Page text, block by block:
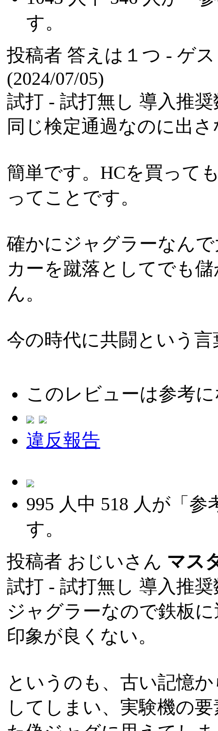
す。
投稿者 答えは１つ - ゲ
(2024/07/05)
試打 - 試打無し 導入推
同じ検定通過なのに出
簡単です。HCを買って
ってことです。
確かにジャグラーなん
カーを蹴落としてでも
ん。
今の時代に共闘という
このレビューは参考
違反報告
995 人中 518 人が「参
す。
投稿者 おじいさん マス
試打 - 試打無し 導入推
ジャグラーなので鉄板
印象が良くない。
というのも、古い記憶
してしまい、実験機の